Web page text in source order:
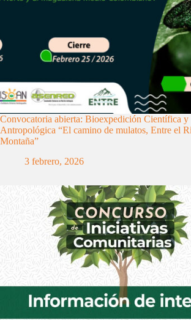
Convocatoria abierta: Bioexpedición Científica y
Antropológica “El camino de mulatos, Entre el
Montaña”
3 febrero, 2026